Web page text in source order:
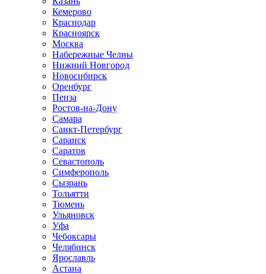
Кемерово
Краснодар
Красноярск
Москва
Набережные Челны
Нижний Новгород
Новосибирск
Оренбург
Пенза
Ростов-на-Дону
Самара
Санкт-Петербург
Саранск
Саратов
Севастополь
Симферополь
Сызрань
Тольятти
Тюмень
Ульяновск
Уфа
Чебоксары
Челябинск
Ярославль
Астана